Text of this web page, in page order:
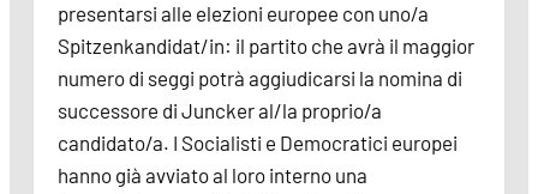
presentarsi alle elezioni europee con uno/a
Spitzenkandidat/in: il partito che avrà il maggior
numero di seggi potrà aggiudicarsi la nomina di
successore di Juncker al/la proprio/a
candidato/a. I Socialisti e Democratici europei
hanno già avviato al loro interno una